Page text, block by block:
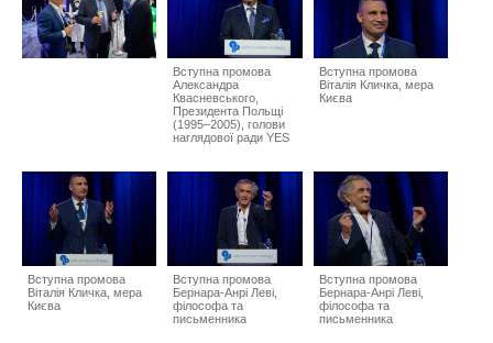
Вступна промова
Александра
Квасневського,
Президента Польщі
(1995–2005), голови
наглядової ради YES
Вступна промова
Віталія Кличка, мера
Києва
Вступна промова
Віталія Кличка, мера
Києва
Вступна промова
Бернара-Анрі Леві,
філософа та
письменника
Вступна промова
Бернара-Анрі Леві,
філософа та
письменника